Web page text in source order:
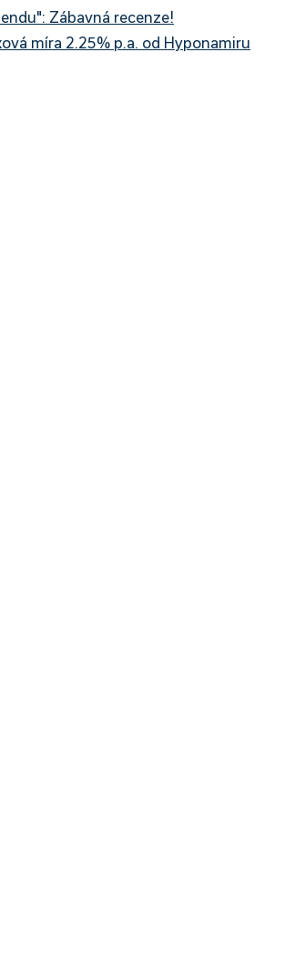
Zábavná recenze!
míra 2.25% p.a. od Hyponamiru